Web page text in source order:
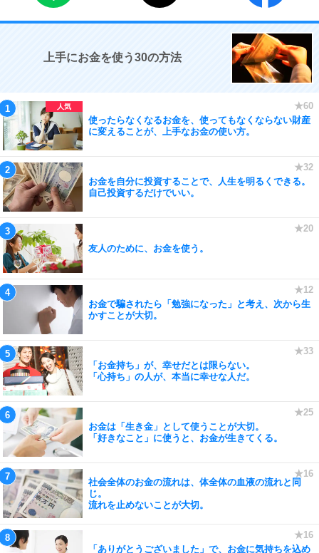
上手にお金を使う30の方法
使ったらなくなるお金を、使ってもなくならない財産
に変えることが、上手なお金の使い方。
お金を自分に投資することで、人生を明るくできる。
自己投資するだけでいい。
友人のために、お金を使う。
お金で騙されたら「勉強になった」と考え、次から生
かすことが大切。
「お金持ち」が、幸せだとは限らない。
「心持ち」の人が、本当に幸せな人だ。
お金は「生き金」として使うことが大切。
「好きなこと」に使うと、お金が生きてくる。
社会全体のお金の流れは、体全体の血液の流れと同
じ。
流れを止めないことが大切。
「ありがとうございました」で、お金に気持ちを込め